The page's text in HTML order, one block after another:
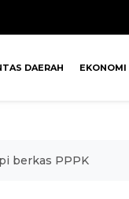
DAERAH EKONOMI
berkas PPPK